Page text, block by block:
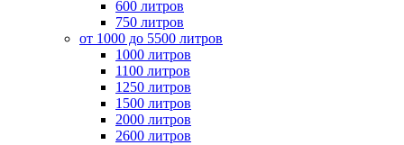
600 литров
750 литров
от 1000 до 5500 литров
1000 литров
1100 литров
1250 литров
1500 литров
2000 литров
2600 литров